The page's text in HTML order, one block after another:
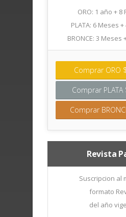
ORO: 1 año + 8
PLATA: 6 Meses
BRONCE: 3 Meses
Comprar ORO
Comprar
Comprar
Revista
Suscripcion al
formato
del año